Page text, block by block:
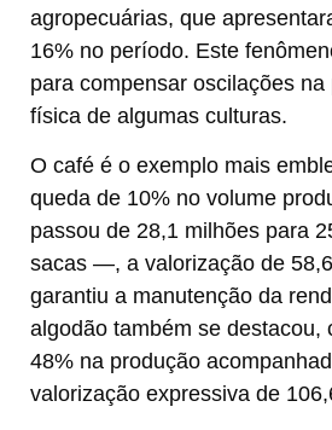
agropecuárias, que
16% no período. Este
para compensar oscilações
física de algumas culturas.
O café é o exemplo mais
queda de 10% no volume
passou de 28,1 milhões para
sacas —, a valorização de
garantiu a manutenção da
algodão também se destacou,
48% na produção
valorização expressiva de